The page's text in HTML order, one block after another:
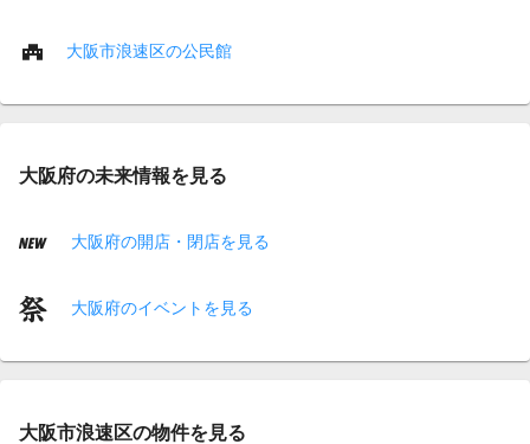
大阪市浪速区の公民館
大阪府の未来情報を見る
大阪府の開店・閉店を見る
大阪府のイベントを見る
大阪市浪速区の物件を見る